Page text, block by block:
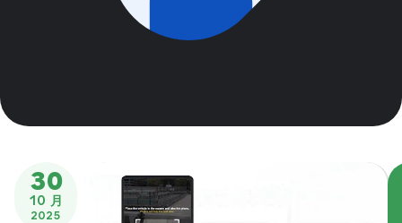
30
10 月
2025